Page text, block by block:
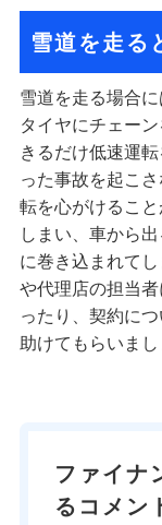
雪道を走る
雪道を走る場合
タイヤにチェー
きるだけ低速運
った事故を起こ
転を心がけるこ
しまい、車から
に巻き込まれて
や代理店の担当
ったり、契約に
助けてもらいまし
ファイナ
るコメン